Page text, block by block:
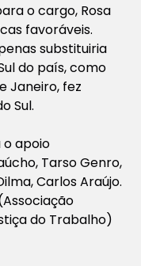
o cargo, Rosa
favoráveis.
substituiria
do país, como
Janeiro, fez
Sul.
apoio
Tarso Genro,
Carlos Araújo.
do Trabalho)